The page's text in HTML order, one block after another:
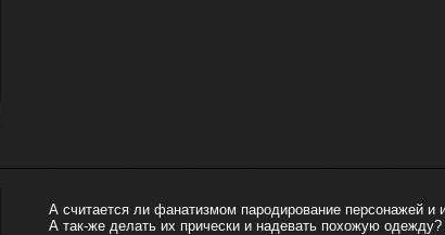
А считается ли фанатизмом пародирование персонажей и
А так-же делать их прически и надевать похожую